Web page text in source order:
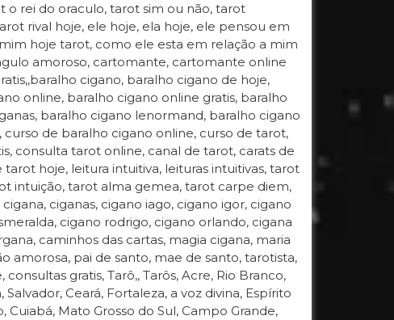
o rei do oraculo, tarot sim ou não, tarot
rival hoje, ele hoje, ela hoje, ele pensou em
hoje tarot, como ele esta em relação a mim
amoroso, cartomante, cartomante online
cigano, baralho cigano de hoje,
online, baralho cigano online gratis, baralho
baralho cigano lenormand, baralho cigano
de baralho cigano online, curso de tarot,
consulta tarot online, canal de tarot, carats de
hoje, leitura intuitiva, leituras intuitivas, tarot
intuição, tarot alma gemea, tarot carpe diem,
ciganas, cigano iago, cigano igor, cigano
cigano rodrigo, cigano orlando, cigana
caminhos das cartas, magia cigana, maria
amorosa, pai de santo, mae de santo, tarotista,
gratis, Tarô,, Tarôs, Acre, Rio Branco,
Ceará, Fortaleza, a voz divina, Espírito
Cuiabá, Mato Grosso do Sul, Campo Grande,